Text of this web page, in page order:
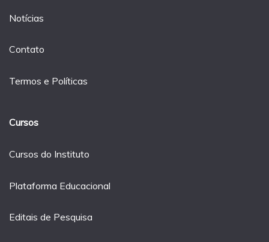
Notícias
Contato
Termos e Políticas
Cursos
Cursos do Instituto
Plataforma Educacional
Editais de Pesquisa